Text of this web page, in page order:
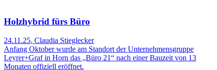
Holzhybrid fürs Büro
24.11.25, Claudia Stieglecker
Anfang Oktober wurde am Standort der Unternehmensgruppe
Leyrer+Graf in Horn das „Büro 21“ nach einer Bauzeit von 13
Monaten offiziell eröffnet.